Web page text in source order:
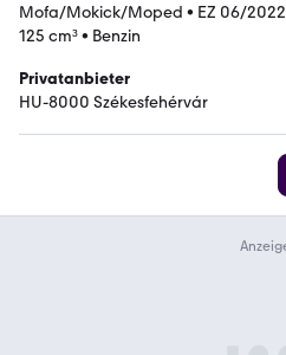
Mofa/Mokick/Moped • EZ 06/2022
125 cm³• Benzin
Privatanbieter
HU-8000 Székesfehérvár